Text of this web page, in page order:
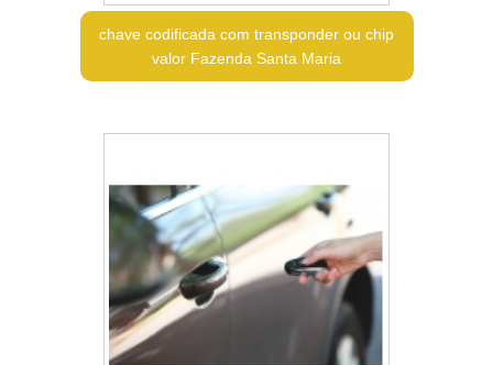
chave codificada com transponder ou chip
valor Fazenda Santa Maria